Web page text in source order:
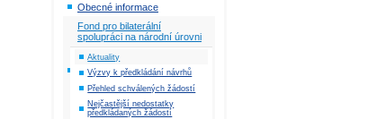
Obecné informace
Fond pro bilaterální
spolupráci na národní úrovni
Aktuality
Výzvy k předkládání návrhů
Přehled schválených žádostí
Nejčastější nedostatky
předkládaných žádostí